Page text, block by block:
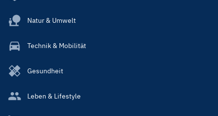
Natur & Umwelt
Technik & Mobilität
Gesundheit
Leben & Lifestyle